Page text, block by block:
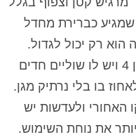
כברירת מחדל
רק יכול לגדול.
עיצוב המכשיר דומה מאוד לאייפון 4 ויש לו שוליים חדים
בו בלי נרתיק מגן.
האחורי ולעדשות יש
את נוחת השימוש.